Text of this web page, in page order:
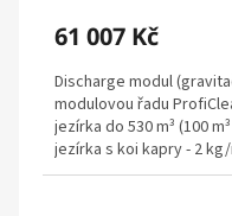
61 007 Kč
Discharge modul
modulovou řadu
jezírka do 530 m³ (100
jezírka s koi kapry - 2 kg/